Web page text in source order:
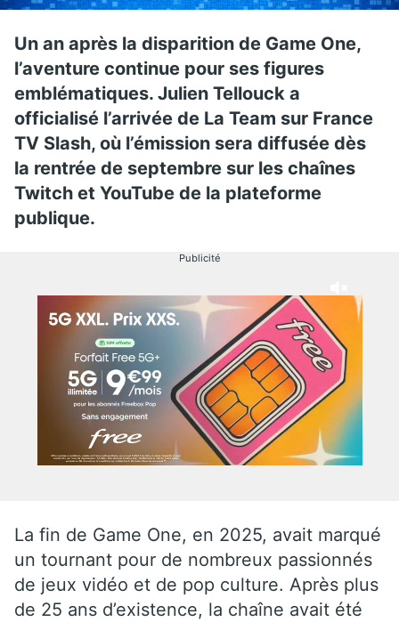
Un an après la disparition de Game One,
l’aventure continue pour ses figures
emblématiques. Julien Tellouck a
officialisé l’arrivée de La Team sur France
TV Slash, où l’émission sera diffusée dès
la rentrée de septembre sur les chaînes
Twitch et YouTube de la plateforme
publique.
Publicité
La fin de Game One, en 2025, avait marqué
un tournant pour de nombreux passionnés
de jeux vidéo et de pop culture. Après plus
de 25 ans d’existence, la chaîne avait été